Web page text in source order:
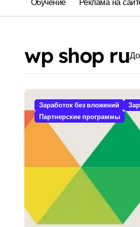
Обучение Реклама на
wp shop ru
Заработок без вложений
Партнерские программы